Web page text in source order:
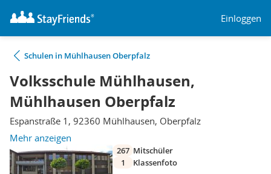
Einloggen
Schulen in Mühlhausen Oberpfalz
Volksschule Mühlhausen,
Mühlhausen Oberpfalz
Espanstraße 1, 92360 Mühlhausen, Oberpfalz
Mehr anzeigen
267 Mitschüler
1
Klassenfoto